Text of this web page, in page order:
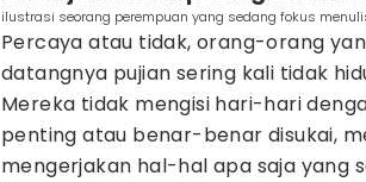
ilustrasi seorang perempuan yang sedang fokus
Percaya atau tidak, orang-orang
datangnya pujian sering kali tidak
Mereka tidak mengisi hari-hari
penting atau benar-benar disukai,
mengerjakan hal-hal apa saja yang